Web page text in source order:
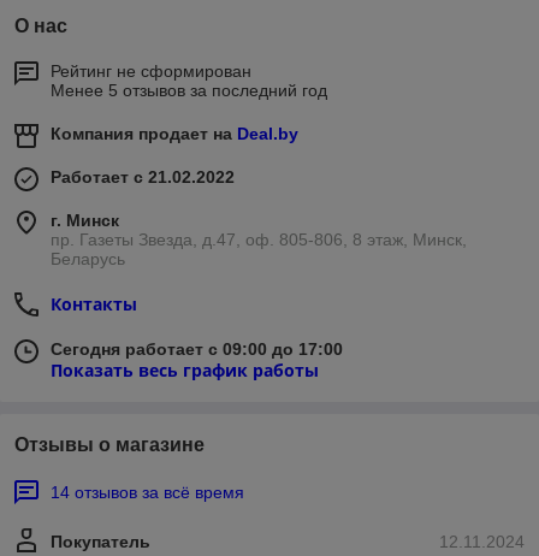
О нас
Рейтинг не сформирован
Менее 5 отзывов за последний год
Компания продает на Deal.by
Работает с 21.02.2022
г. Минск
пр. Газеты Звезда, д.47, оф. 805-806, 8 этаж, Минск,
Беларусь
Контакты
Сегодня работает с 09:00 до 17:00
Показать весь график работы
Отзывы о магазине
14 отзывов за всё время
12.11.2024
Покупатель